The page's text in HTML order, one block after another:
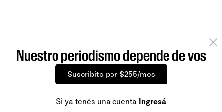
Nuestro periodismo depende de vos
Suscribite por $255/mes
Si ya tenés una cuenta Ingresá